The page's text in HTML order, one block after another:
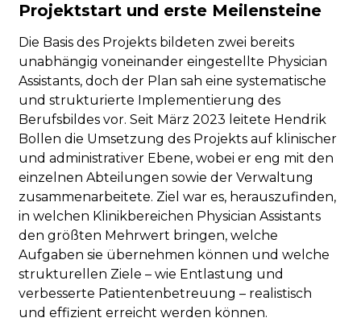
Projektstart und erste Meilensteine
Die Basis des Projekts bildeten zwei bereits
unabhängig voneinander eingestellte Physician
Assistants, doch der Plan sah eine systematische
und strukturierte Implementierung des
Berufsbildes vor. Seit März 2023 leitete Hendrik
Bollen die Umsetzung des Projekts auf klinischer
und administrativer Ebene, wobei er eng mit den
einzelnen Abteilungen sowie der Verwaltung
zusammenarbeitete. Ziel war es, herauszufinden,
in welchen Klinikbereichen Physician Assistants
den größten Mehrwert bringen, welche
Aufgaben sie übernehmen können und welche
strukturellen Ziele – wie Entlastung und
verbesserte Patientenbetreuung – realistisch
und effizient erreicht werden können.